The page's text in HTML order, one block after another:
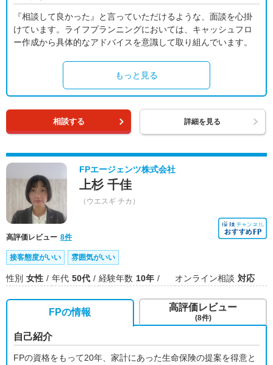
『相談して良かった』と言っていただけるような、面談を心掛
けています。ライフプランニングにおいては、キャッシュフロ
ー作成から具体的なアドバイスを意識して取り組んでいます。
もっと見る
相談する 詳細を見る
FPエージェンツ株式会社
上杉 千佳
（ウエスギ チカ）
高評価レビュー 8件
接客態度がいい 雰囲気がいい
性別 女性 年代 50代 経験年数 10年 オンライン相談 対応
FPの情報
自己紹介
FPの資格をもって20年、家計にあった生命保険の提案を得意と
高評価レビュー
(8件)